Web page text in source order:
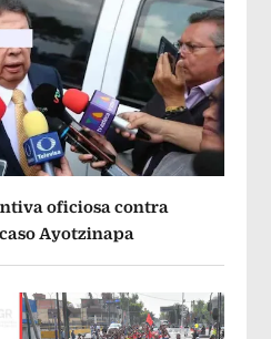
oficiosa contra
Ayotzinapa